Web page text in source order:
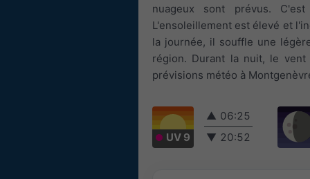
nuageux sont prévus.
L'ensoleillement est élevé et
la journée, il souffle une
région. Durant la nuit, le
prévisions météo à
UV 9
▲ 06:25
▼ 20:52